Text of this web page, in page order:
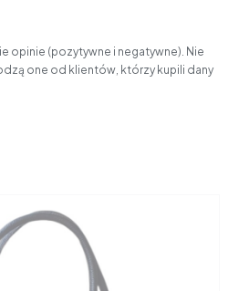
opinie (pozytywne i negatywne). Nie
one od klientów, którzy kupili dany